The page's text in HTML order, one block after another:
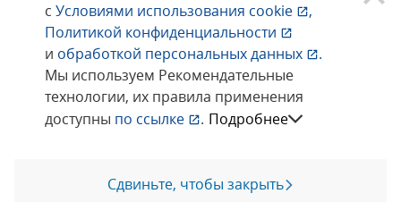
с Условиями использования cookie
,
Политикой конфиденциальности
и обработкой персональных данных
.
Мы используем Рекомендательные
технологии, их правила применения
доступны по ссылке . Подробнее
Сдвиньте, чтобы закрыть
© 1998−2026 «1С‑Рарус» ®. Все права
защищены.
Сообщить об ошибке
Позвоните мне